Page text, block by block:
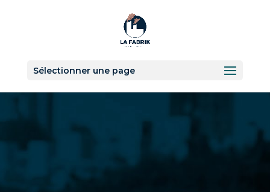
Sélectionner une page